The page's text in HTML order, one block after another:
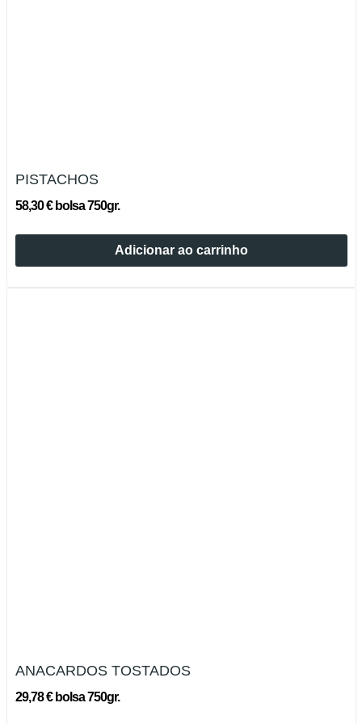
PISTACHOS
58,30 € bolsa 750gr.
Adicionar ao carrinho
ANACARDOS TOSTADOS
29,78 € bolsa 750gr.